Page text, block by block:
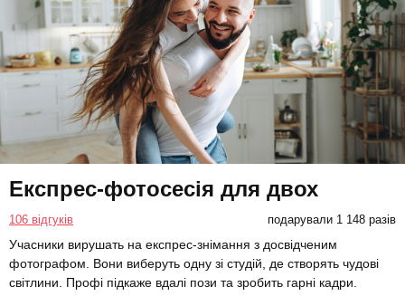
Експрес-фотосесія для двох
106 відгуків подарували 1 148 разів
Учасники вирушать на експрес-знімання з досвідченим
фотографом. Вони виберуть одну зі студій, де створять чудові
світлини. Профі підкаже вдалі пози та зробить гарні кадри.